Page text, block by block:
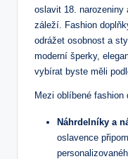
oslavit 18. narozeniny
záleží. Fashion
odrážet osobnost a
moderní šperky,
vybírat byste měli
Mezi oblíbené
Náhrdelníky a
oslavence